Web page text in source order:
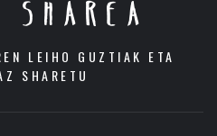
SHAREA
LEIHO GUZTIAK ETA
SHARETU